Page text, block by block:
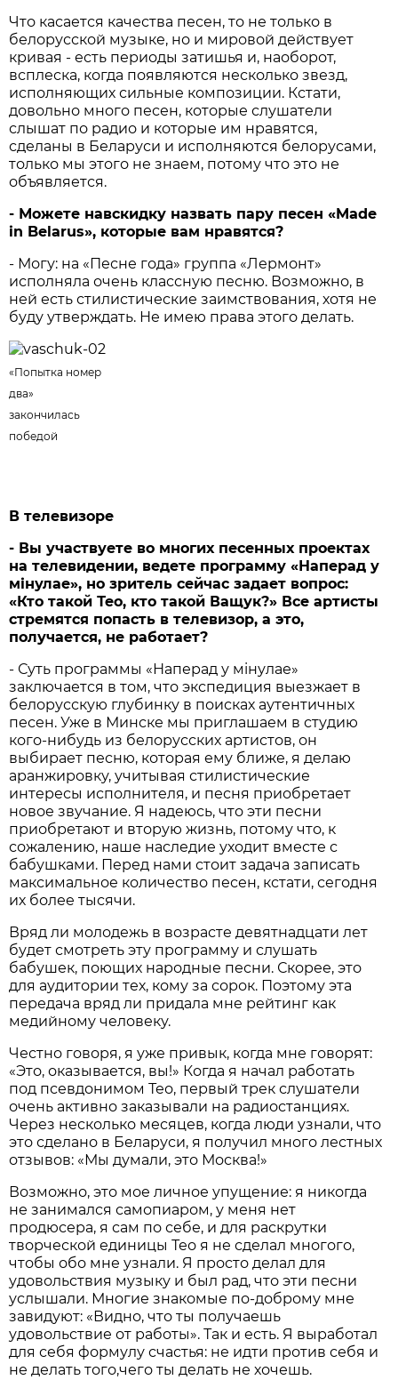
Что касается качества песен, то не только в
белорусской музыке, но и мировой действует
кривая - есть периоды затишья и, наоборот,
всплеска, когда появляются несколько звезд,
исполняющих сильные композиции. Кстати,
довольно много песен, которые слушатели
слышат по радио и которые им нравятся,
сделаны в Беларуси и исполняются белорусами,
только мы этого не знаем, потому что это не
объявляется.
- Можете навскидку назвать пару песен «Made
in Belarus», которые вам нравятся?
- Могу: на «Песне года» группа «Лермонт»
исполняла очень классную песню. Возможно, в
ней есть стилистические заимствования, хотя не
буду утверждать. Не имею права этого делать.
«Попытка номер
два»
закончилась
победой
В телевизоре
- Вы участвуете во многих песенных проектах
на телевидении, ведете программу «Наперад у
мінулае», но зритель сейчас задает вопрос:
«Кто такой Тео, кто такой Ващук?» Все артисты
стремятся попасть в телевизор, а это,
получается, не работает?
- Суть программы «Наперад у мiнулае»
заключается в том, что экспедиция выезжает в
белорусскую глубинку в поисках аутентичных
песен. Уже в Минске мы приглашаем в студию
кого-нибудь из белорусских артистов, он
выбирает песню, которая ему ближе, я делаю
аранжировку, учитывая стилистические
интересы исполнителя, и песня приобретает
новое звучание. Я надеюсь, что эти песни
приобретают и вторую жизнь, потому что, к
сожалению, наше наследие уходит вместе с
бабушками. Перед нами стоит задача записать
максимальное количество песен, кстати, сегодня
их более тысячи.
Вряд ли молодежь в возрасте девятнадцати лет
будет смотреть эту программу и слушать
бабушек, поющих народные песни. Скорее, это
для аудитории тех, кому за сорок. Поэтому эта
передача вряд ли придала мне рейтинг как
медийному человеку.
Честно говоря, я уже привык, когда мне говорят:
«Это, оказывается, вы!» Когда я начал работать
под псевдонимом Тео, первый трек слушатели
очень активно заказывали на радиостанциях.
Через несколько месяцев, когда люди узнали, что
это сделано в Беларуси, я получил много лестных
отзывов: «Мы думали, это Москва!»
Возможно, это мое личное упущение: я никогда
не занимался самопиаром, у меня нет
продюсера, я сам по себе, и для раскрутки
творческой единицы Тео я не сделал многого,
чтобы обо мне узнали. Я просто делал для
удовольствия музыку и был рад, что эти песни
услышали. Многие знакомые по-доброму мне
завидуют: «Видно, что ты получаешь
удовольствие от работы». Так и есть. Я выработал
для себя формулу счастья: не идти против себя и
не делать того,чего ты делать не хочешь.